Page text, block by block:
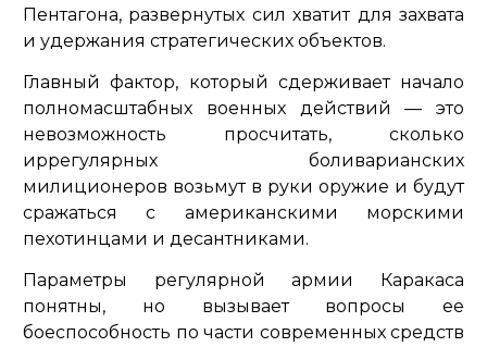
Пентагона, развернутых сил хватит для захвата
и удержания стратегических объектов.
Главный фактор, который сдерживает начало
полномасштабных военных действий — это
невозможность просчитать, сколько
иррегулярных боливарианских
милиционеров возьмут в руки оружие и будут
сражаться с американскими морскими
пехотинцами и десантниками.
Параметры регулярной армии Каракаса
понятны, но вызывает вопросы ее
боеспособность по части современных средств